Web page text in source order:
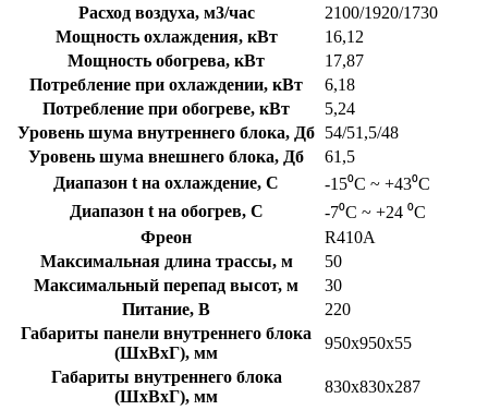
Расход воздуха, м3/час
2100/1920/1730
Мощность охлаждения, кВт
16,12
Мощность обогрева, кВт
17,87
Потребление при охлаждении, кВт
6,18
Потребление при обогреве, кВт
5,24
Уровень шума внутреннего блока, Дб 54/51,5/48
Уровень шума внешнего блока, Дб
61,5
Диапазон t на охлаждение, C
-15⁰С ~ +43⁰С
Диапазон t на обогрев, C
-7⁰С ~ +24 ⁰С
Фреон
R410A
Максимальная длина трассы, м
50
Максимальный перепад высот, м
30
Питание, В
220
Габариты панели внутреннего блока
(ШхВхГ), мм
950x950x55
Габариты внутреннего блока
(ШхВхГ), мм
830x830x287